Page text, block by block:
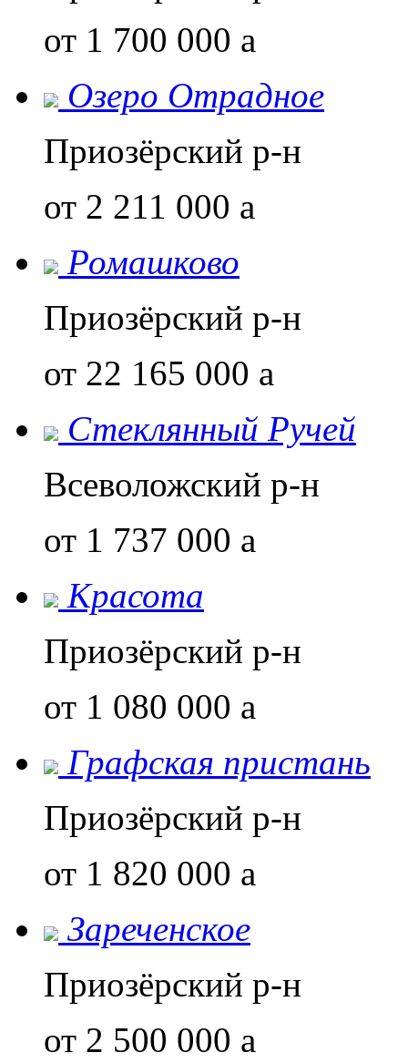
от 1 700 000 a
Озеро Отрадное
Приозёрский р-н
от 2 211 000 a
Ромашково
Приозёрский р-н
от 22 165 000 a
Стеклянный Ручей
Всеволожский р-н
от 1 737 000 a
Красота
Приозёрский р-н
от 1 080 000 a
Графская пристань
Приозёрский р-н
от 1 820 000 a
Зареченское
Приозёрский р-н
от 2 500 000 a